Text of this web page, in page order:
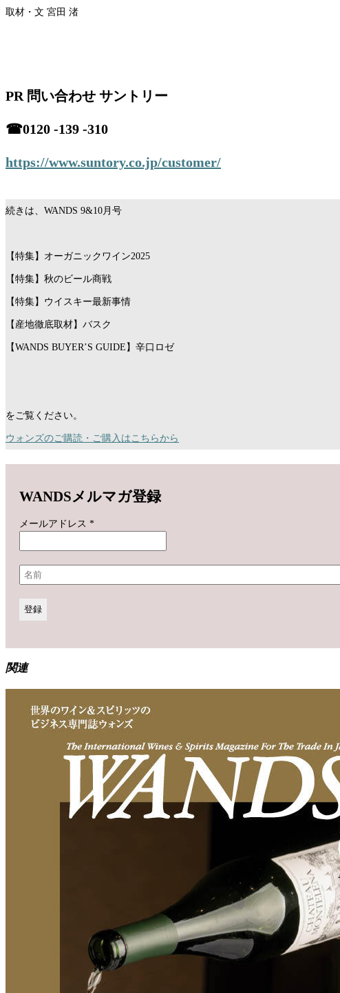
取材・文 宮田 渚
PR 問い合わせ サントリー
☎︎0120 -139 -310
https://www.suntory.co.jp/customer/
続きは、WANDS 9&10月号
【特集】オーガニックワイン2025
【特集】秋のビール商戦
【特集】ウイスキー最新事情
【産地徹底取材】バスク
【WANDS BUYER’S GUIDE】辛口ロゼ
をご覧ください。
ウォンズのご購読・ご購入はこちらから
WANDSメルマガ登録
メールアドレス *
関連